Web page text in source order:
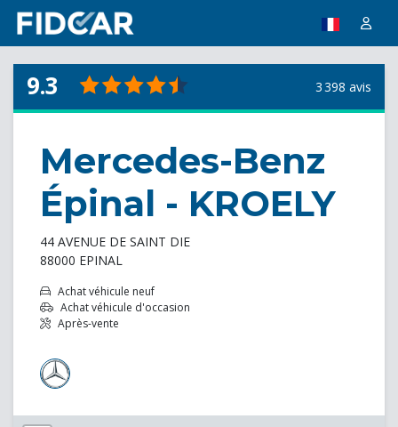
9.3 3 398 avis
Mercedes-Benz
Épinal - KROELY
44 AVENUE DE SAINT DIE
88000 EPINAL
Achat véhicule neuf
Achat véhicule d'occasion
Après-vente